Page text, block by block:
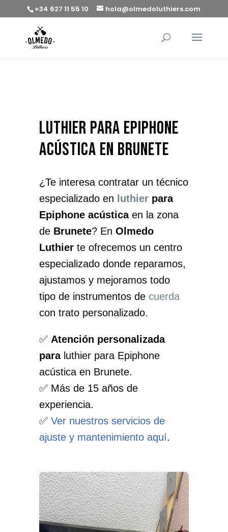
+34 627 11 55 10 hola@olmedoluthiers.com
luthier para Epiphone
acústica en Brunete
¿Te interesa contratar un técnico
especializado en
luthierpara
Epiphone acústicaen la zona
de Brunete? En Olmedo
Luthierte ofrecemos un centro
especializado donde reparamos,
ajustamos y mejoramos todo
tipo de instrumentos de cuerda
con trato personalizado.
✅ Atención personalizada
paraluthier para Epiphone
acústica en Brunete.
✅ Más de 15 años de
experiencia.
✅ Ver nuestros servicios de
ajuste y mantenimiento aquí.